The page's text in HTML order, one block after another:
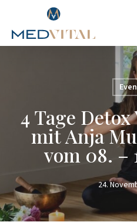
Hauptinhalt
springen
4 Tage
mit Anja
vom 08. –
24.